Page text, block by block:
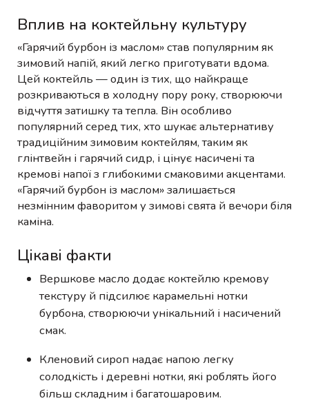
Вплив на коктейльну культуру
«Гарячий бурбон із маслом» став популярним як
зимовий напій, який легко приготувати вдома.
Цей коктейль — один із тих, що найкраще
розкриваються в холодну пору року, створюючи
відчуття затишку та тепла. Він особливо
популярний серед тих, хто шукає альтернативу
традиційним зимовим коктейлям, таким як
глінтвейн і гарячий сидр, і цінує насичені та
кремові напої з глибокими смаковими акцентами.
«Гарячий бурбон із маслом» залишається
незмінним фаворитом у зимові свята й вечори біля
каміна.
Цікаві факти
Вершкове масло додає коктейлю кремову
текстуру й підсилює карамельні нотки
бурбона, створюючи унікальний і насичений
смак.
Кленовий сироп надає напою легку
солодкість і деревні нотки, які роблять його
більш складним і багатошаровим.